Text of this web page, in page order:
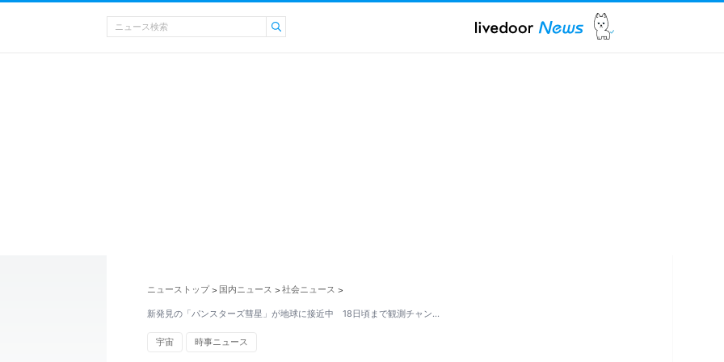
ニューストップ > 国内ニュース > 社会ニュース >
新発見の「パンスターズ彗星」が地球に接近中 18日頃まで観測チャン…
宇宙 時事ニュース